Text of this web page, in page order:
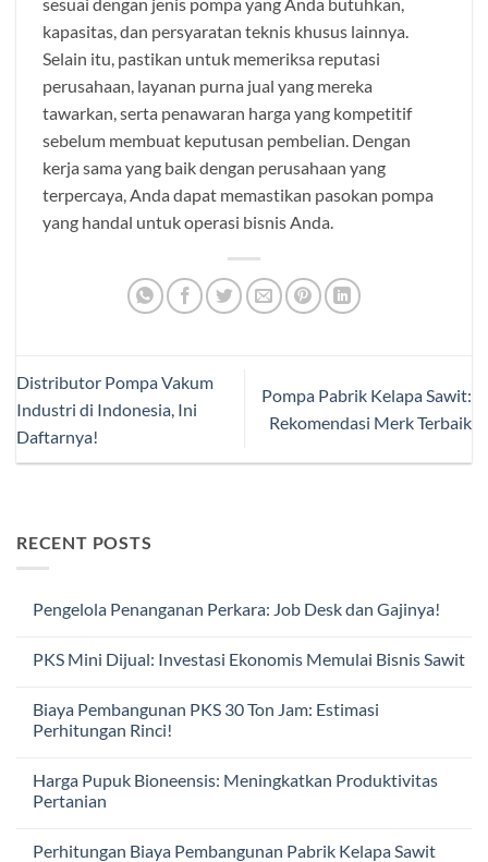
kapasitas, dan persyaratan teknis khusus lainnya.
Selain itu, pastikan untuk memeriksa reputasi
perusahaan, layanan purna jual yang mereka
tawarkan, serta penawaran harga yang kompetitif
sebelum membuat keputusan pembelian. Dengan
kerja sama yang baik dengan perusahaan yang
terpercaya, Anda dapat memastikan pasokan pompa
yang handal untuk operasi bisnis Anda.
Distributor Pompa Vakum
Industri di Indonesia, Ini
Daftarnya!
Pompa Pabrik Kelapa Sawit:
Rekomendasi Merk Terbaik
RECENT POSTS
Pengelola Penanganan Perkara: Job Desk dan Gajinya!
on
Perkara:
Job
Desk
PKS Mini Dijual: Investasi Ekonomis Memulai Bisnis Sawit
on
PKS
Mini
Ekonomis
Memulai
Bisnis
Biaya Pembangunan PKS 30 Ton Jam: Estimasi
Perhitungan Rinci!
on
Biaya
Pembangunan
Ton
Harga Pupuk Bioneensis: Meningkatkan Produktivitas
Pertanian
on
Perhitungan Biaya Pembangunan Pabrik Kelapa Sawit